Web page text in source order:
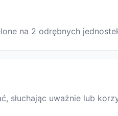
na 2 odrębnych
uważnie lub